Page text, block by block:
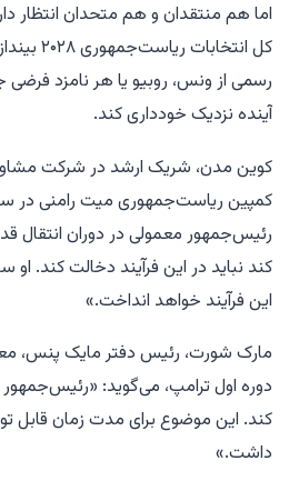
اما هم منتقدان و هم متحدان انتظار
کل
رسمی از ونس، روبیو یا هر نامزد فرضی
آینده نزدیک خودداری کند.
کوین مدن، شریک ارشد در شرکت
رئیس‌جمهور معمولی در دوران
کند نباید در این فرآیند دخالت کند. او
این فرآیند خواهد انداخت.»
مارک شورت، رئیس دفتر مایک پنس،
دوره اول ترامپ، می‌گوید:
کند. این موضوع برای مدت زمان قابل
داشت.»